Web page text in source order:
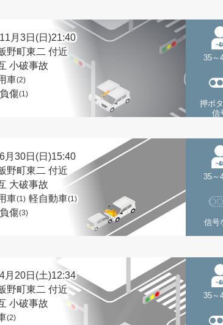
月3日(日)21:40
野町東二 付近
小破事故
車(2)
負傷(1)
35～
押ボ
信
月30日(日)15:40
野町東二 付近
大破事故
車(1) 軽自動車(1)
負傷(3)
35～
信号
月20日(土)12:34
野町東二 付近
小破事故
(2)
35～